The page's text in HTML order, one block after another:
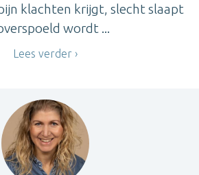
klachten krijgt, slecht slaapt
wordt ...
Lees verder